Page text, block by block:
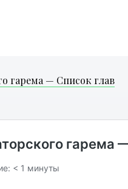
гарема — Список глав